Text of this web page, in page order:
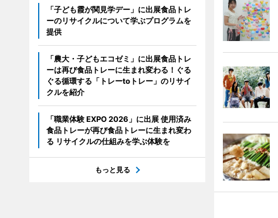
「子ども霞が関見学デー」に出展食品トレ
ーのリサイクルについて学ぶプログラムを
提供
「農大・子どもエコゼミ」に出展食品トレ
ーは再び食品トレーに生まれ変わる！ぐる
ぐる循環する「トレーtoトレー」のリサイ
クルを紹介
「職業体験 EXPO 2026」に出展 使用済み
食品トレーが再び食品トレーに生まれ変わ
る リサイクルの仕組みを学ぶ体験を
もっと見る